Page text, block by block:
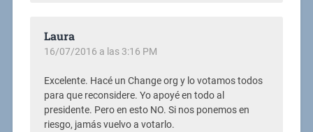
Laura
16/07/2016 a las 3:16 PM
Excelente. Hacé un Change org y lo votamos todos
para que reconsidere. Yo apoyé en todo al
presidente. Pero en esto NO. Si nos ponemos en
riesgo, jamás vuelvo a votarlo.